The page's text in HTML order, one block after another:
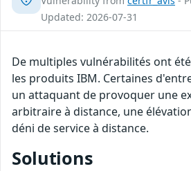
Updated: 2026-07-31
De multiples vulnérabilités ont
les produits IBM. Certaines
un attaquant de provoquer une
arbitraire à distance, une
déni de service à distance.
Solutions